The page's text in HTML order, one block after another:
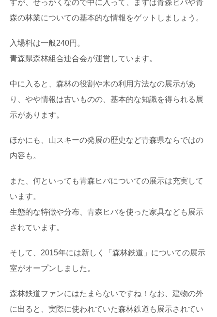
すが、せっかくなので中に入って、まずは青森ヒバや青
森の林業についての基本的な情報をゲットしましょう。
入場料は一般240円。
青森県森林組合連合会が運営しています。
中に入ると、森林の役割や木の利用方法なの展示があ
り、やや情報は古いものの、基本的な知識を得られる展
示があります。
ほかにも、山スキーの発展の歴史など青森県ならではの
内容も。
また、何といっても青森ヒバについての展示は充実して
います。
生態的な特徴や分布、青森ヒバを使った家具なども展示
されています。
そして、2015年には新しく「森林鉄道」についての展示
室がオープンしました。
森林鉄道ファンにはたまらないですね！なお、建物の外
に出ると、実際に使われていた森林鉄道も展示されてい